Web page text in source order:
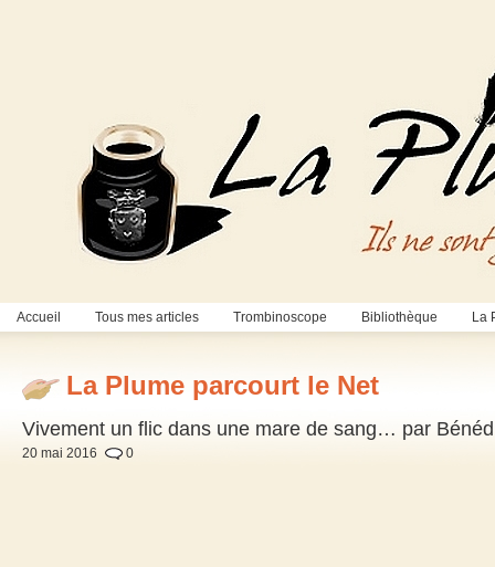
Accueil Tous mes articles Trombinoscope Bibliothèque La
La Plume parcourt le Net
Vivement un flic dans une mare de sang… par
20 mai 2016 0